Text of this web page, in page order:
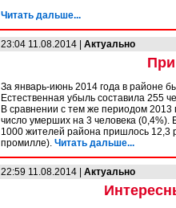
Читать дальше...
23:04 11.08.2014 | Актуально
За январь-июнь 2014 года в районе
Естественная убыль составила 255
В сравнении с тем же периодом 2013
число умерших на 3 человека (0,4%).
1000 жителей района пришлось 12,3
промилле). Читать дальше...
22:59 11.08.2014 | Актуально